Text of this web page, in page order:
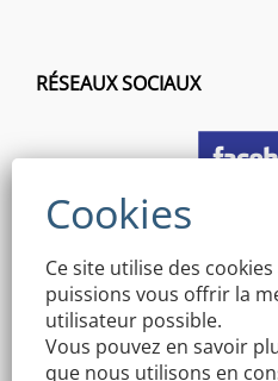
RÉSEAUX SOCIAUX
Ce site utilise des
puissions vous offrir la
utilisateur possible.
Vous pouvez en savoir
que nous utilisons en